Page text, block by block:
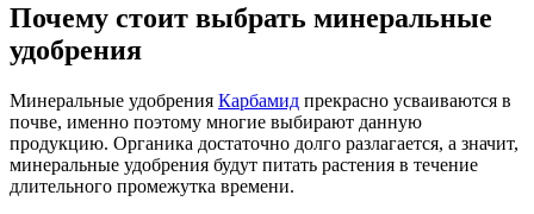
Почему стоит выбрать минеральные
удобрения
Минеральные удобрения Карбамид прекрасно усваиваются в
почве, именно поэтому многие выбирают данную
продукцию. Органика достаточно долго разлагается, а значит,
минеральные удобрения будут питать растения в течение
длительного промежутка времени.